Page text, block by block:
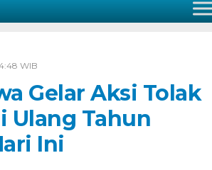
WIB
Gelar Aksi Tolak
Ulang Tahun
Ini